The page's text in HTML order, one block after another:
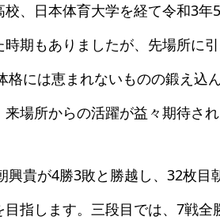
、日本体育大学を経て令和3
期もありましたが、先場所に
には恵まれないものの鍛え込
場所からの活躍が益々期待され
貴が4勝3敗と勝越し、32枚目
指します。三段目では、7戦